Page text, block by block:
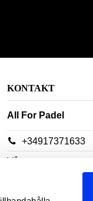
KONTAKT
All For Padel
+34917371633
Våra
kundtjänstrådgivare